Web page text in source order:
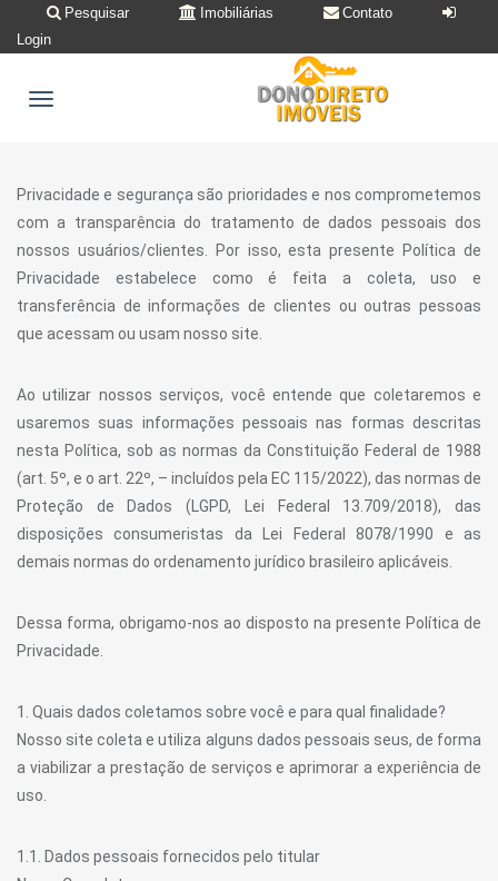
Pesquisar Imobiliárias
Contato
Login
Privacidade e segurança são prioridades e nos comprometemos
com a transparência do tratamento de dados pessoais dos
nossos usuários/clientes. Por isso, esta presente Política de
Privacidade estabelece como é feita a coleta, uso e
transferência de informações de clientes ou outras pessoas
que acessam ou usam nosso site.
Ao utilizar nossos serviços, você entende que coletaremos e
usaremos suas informações pessoais nas formas descritas
nesta Política, sob as normas da Constituição Federal de 1988
(art. 5º, e o art. 22º, – incluídos pela EC 115/2022), das normas de
Proteção de Dados (LGPD, Lei Federal 13.709/2018), das
disposições consumeristas da Lei Federal 8078/1990 e as
demais normas do ordenamento jurídico brasileiro aplicáveis.
Dessa forma, obrigamo-nos ao disposto na presente Política de
Privacidade.
1. Quais dados coletamos sobre você e para qual finalidade?
Nosso site coleta e utiliza alguns dados pessoais seus, de forma
a viabilizar a prestação de serviços e aprimorar a experiência de
uso.
1.1. Dados pessoais fornecidos pelo titular